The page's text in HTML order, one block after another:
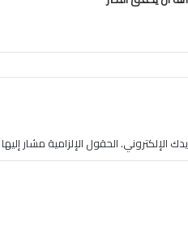
الإلكتروني.الحقول الإلزامية مشار